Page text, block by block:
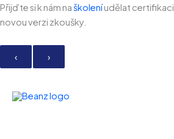
Přeskočit
na
Přijďte si k nám naškoleníudělat certifikaci
novou verzi zkoušky.
‹ ›